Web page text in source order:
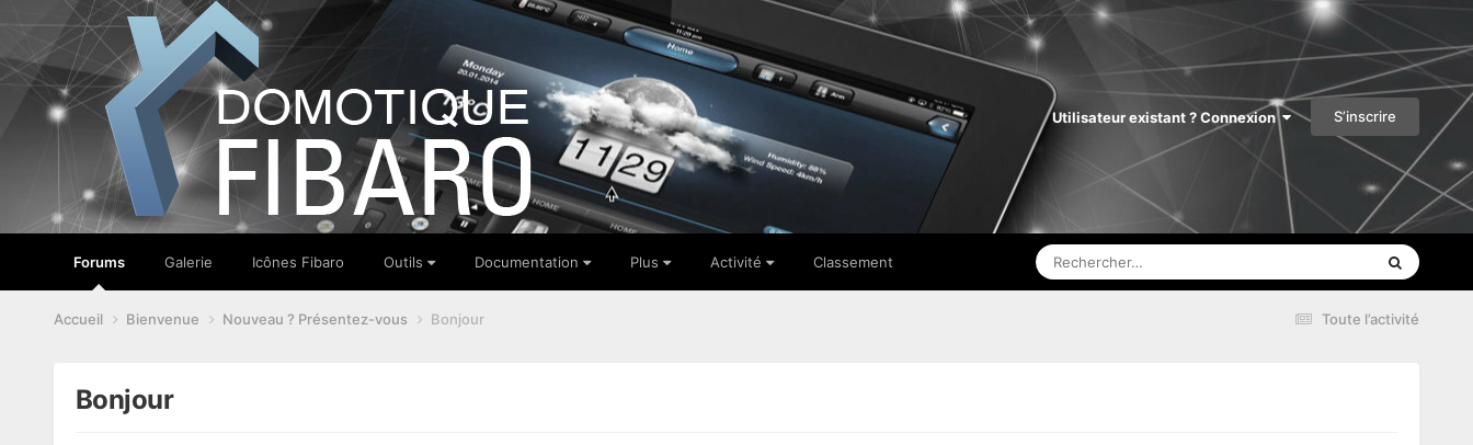
Utilisateur existant ? Connexion S’inscrire
Forums Galerie Icônes Fibaro Outils Documentation Plus Activité Classement
Toute l’activité
Accueil Bienvenue Nouveau ? Présentez-vous Bonjour
Bonjour